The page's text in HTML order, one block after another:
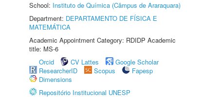
School: Instituto de Química (Câmpus de Araraquara)
Department: DEPARTAMENTO DE FÍSICA E
MATEMÁTICA
Academic Appointment Category: RDIDP Academic
title: MS-6
Orcid
CV Lattes
Google Scholar
ResearcherID
Scopus
Fapesp
Dimensions
Repositório Institucional UNESP